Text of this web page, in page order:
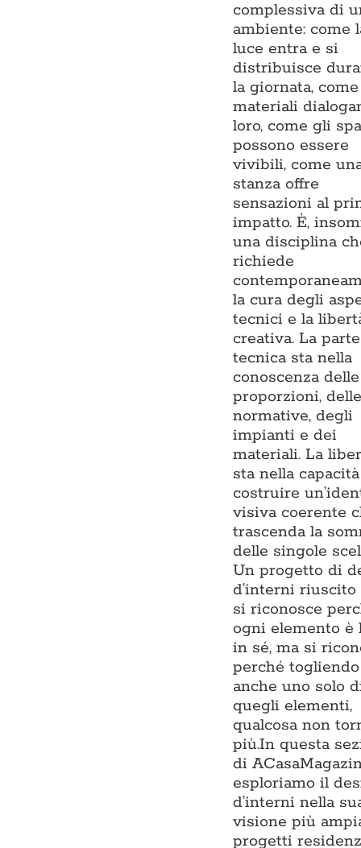
complessiva di
ambiente: come
luce entra e si
distribuisce
la giornata,
materiali
loro, come gli
possono essere
vivibili, come
stanza offre
sensazioni al
impatto. È,
una disciplina
richiede
la cura degli
tecnici e la
creativa. La parte
tecnica sta nella
conoscenza delle
proporzioni, delle
normative, degli
impianti e dei
materiali. La
sta nella
costruire
visiva coerente
trascenda la
delle singole
Un progetto di
d’interni riuscito
si riconosce
ogni elemento è
in sé, ma si
perché togliendo
anche uno solo
quegli elementi,
qualcosa non
più.In questa
di
esploriamo il
d’interni nella
visione più
progetti